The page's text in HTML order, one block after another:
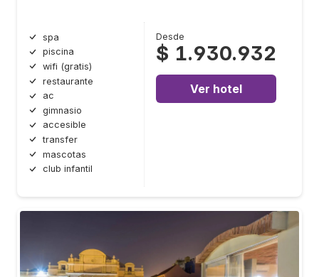
spa
piscina
wifi (gratis)
restaurante
ac
gimnasio
accesible
transfer
mascotas
club infantil
Desde
$ 1.930.932
Ver hotel